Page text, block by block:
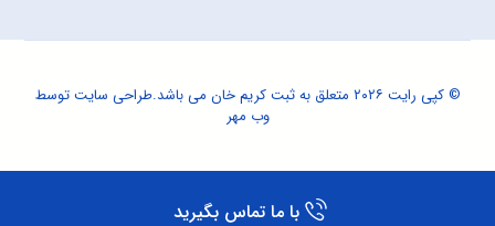
© کپی رایت ۲۰۲۶ متعلق به ثبت کریم خان می باشد. طراحی سایتتوسط
وب مهر
با ما تماس بگیرید